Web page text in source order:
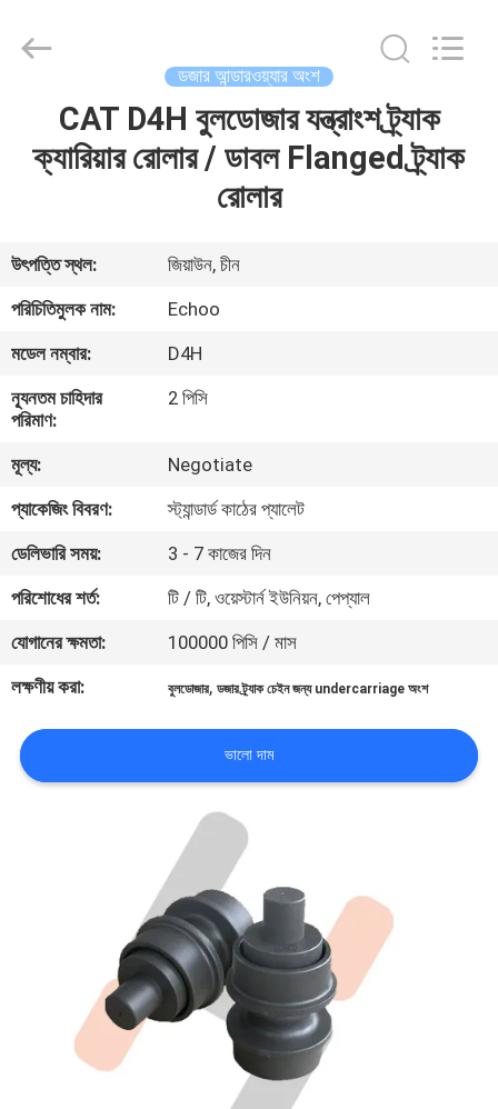
আমাদের
সম্পর্কে
কারখানা
ভ্রমণ
মান
নিয়ন্ত্রণ
খবর
উদ্ধৃতির
জন্য
আবেদন
Corporation.
ডজার আন্ডারওয়্যার অংশ
CAT D4H বুলডোজার যন্ত্রাংশ ট্র্যাক
ক্যারিয়ার রোলার / ডাবল Flanged ট্র্যাক
রোলার
উৎপত্তি স্থল:
জিয়াউন, চীন
পরিচিতিমুলক নাম:
Echoo
মডেল নম্বার:
D4H
ন্যূনতম চাহিদার
পরিমাণ:
2 পিসি
মূল্য:
Negotiate
প্যাকেজিং বিবরণ:
স্ট্যান্ডার্ড কাঠের প্যালেট
ডেলিভারি সময়:
3 - 7 কাজের দিন
পরিশোধের শর্ত:
টি / টি, ওয়েস্টার্ন ইউনিয়ন, পেপ্যাল
যোগানের ক্ষমতা:
100000 পিসি / মাস
লক্ষণীয় করা:
বুলডোজার,ডজার ট্র্যাক চেইন জন্য undercarriage অংশ
ভালো দাম